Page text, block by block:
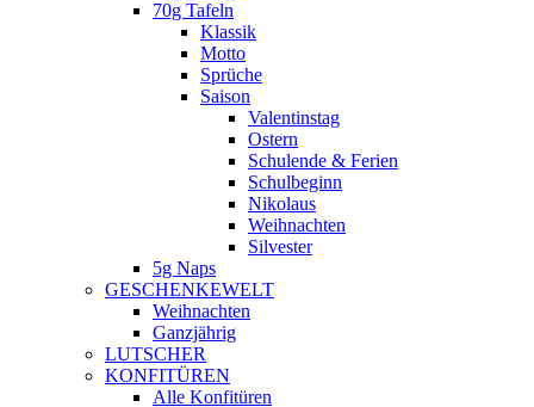
70g Tafeln
Klassik
Motto
Sprüche
Saison
Valentinstag
Ostern
Schulende & Ferien
Schulbeginn
Nikolaus
Weihnachten
Silvester
5g Naps
GESCHENKEWELT
Weihnachten
Ganzjährig
LUTSCHER
KONFITÜREN
Alle Konfitüren